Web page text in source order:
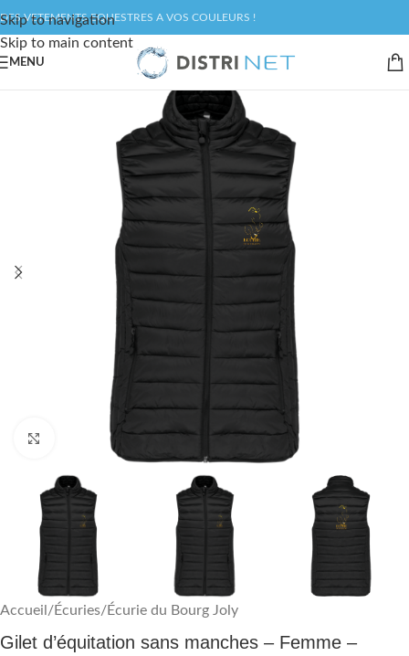
Skip to navigation
Skip to main content
DES VETEMENTS EQUESTRES A VOS COULEURS !
MENU
Accueil /Écuries/Écurie du Bourg Joly
Gilet d’équitation sans manches – Femme –